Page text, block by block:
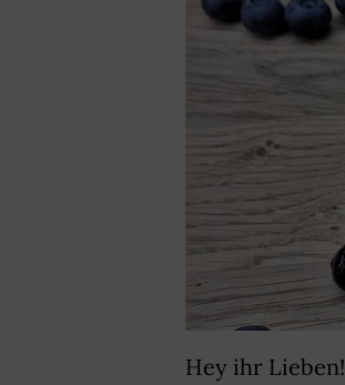
Hey ihr Lieben!